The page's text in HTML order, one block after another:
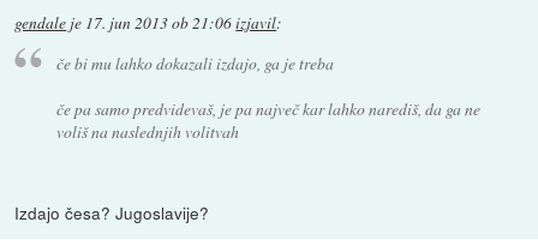
gendale je 17. jun 2013 ob 21:06izjavil:
če bi mu lahko dokazali izdajo, ga je treba
če pa samo predvidevaš, je pa največ kar lahko narediš, da ga ne
voliš na naslednjih volitvah
Izdajo česa? Jugoslavije?